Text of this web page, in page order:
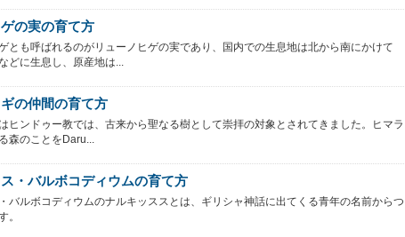
の実の育て方
とも呼ばれるのがリューノヒゲの実であり、国内での生息地は北から南にかけて
どに生息し、原産地は...
の仲間の育て方
ヒンドゥー教では、古来から聖なる樹として崇拝の対象とされてきました。ヒマラ
森のことをDaru...
・バルボコディウムの育て方
バルボコディウムのナルキッススとは、ギリシャ神話に出てくる青年の名前からつ
。